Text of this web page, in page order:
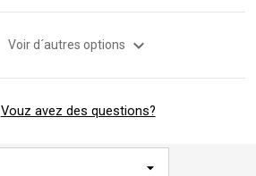
Voir d´autres options expand_more
Vouz avez des questions?